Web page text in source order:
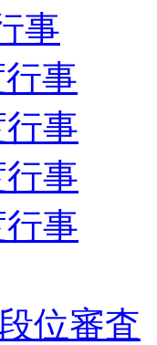
事
事
事
事
事
位審査